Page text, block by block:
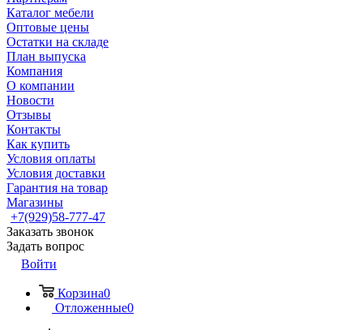
Каталог мебели
Оптовые цены
Остатки на складе
План выпуска
Компания
О компании
Новости
Отзывы
Контакты
Как купить
Условия оплаты
Условия доставки
Гарантия на товар
Магазины
+7(929)58-777-47
Заказать звонок
Задать вопрос
Войти
Корзина0
Отложенные0